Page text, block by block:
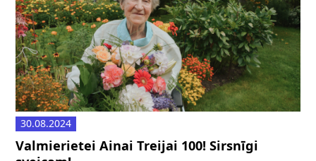
30.08.2024
Valmierietei Ainai Treijai 100! Sirsnīgi